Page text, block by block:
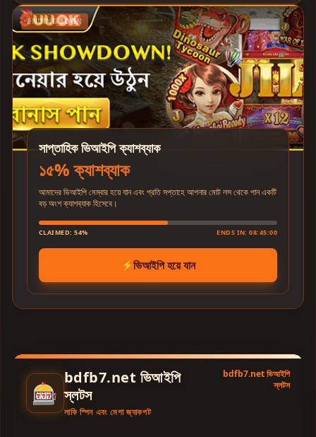
ENDING SOON
সাপ্তাহিক ভিআইপি ক্যাশব্যাক
১৫% ক্যাশব্যাক
আমাদের ভিআইপি মেম্বার হয়ে যান এবং প্রতি সপ্তাহে আপনার মোট লস থেকে পান একটি
বড় অংশ ক্যাশব্যাক হিসেবে।
CLAIMED: 54% ENDS IN: 08:45:00
⚡ভিআইপি হয়ে যান
🎰
bdfb7.net ভিআইপি
স্লটস
লাকি স্পিন এবং মেগা জ্যাকপট
bdfb7.net ভিআইপি
স্লটস